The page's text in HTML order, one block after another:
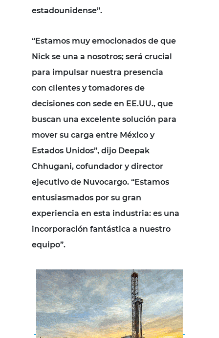
estadounidense”.
“Estamos muy emocionados de que
Nick se una a nosotros; será crucial
para impulsar nuestra presencia
con clientes y tomadores de
decisiones con sede en EE.UU., que
buscan una excelente solución para
mover su carga entre México y
Estados Unidos”, dijo Deepak
Chhugani, cofundador y director
ejecutivo de Nuvocargo. “Estamos
entusiasmados por su gran
experiencia en esta industria: es una
incorporación fantástica a nuestro
equipo”.